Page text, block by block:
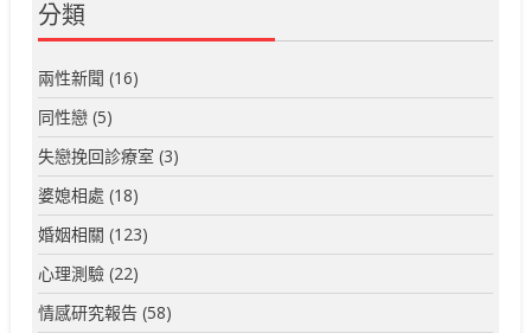
分類
兩性新聞 (16)
同性戀 (5)
失戀挽回診療室 (3)
婆媳相處 (18)
婚姻相關 (123)
心理測驗 (22)
情感研究報告 (58)